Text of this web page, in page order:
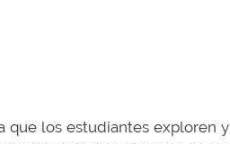
que los estudiantes exploren y